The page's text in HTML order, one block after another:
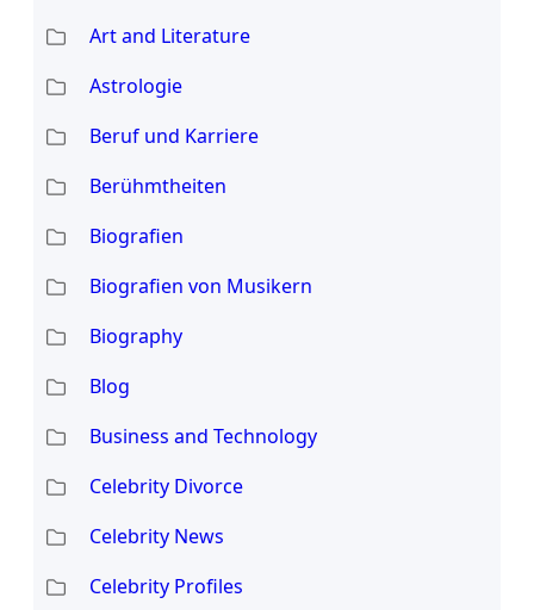
Art and Literature
Astrologie
Beruf und Karriere
Berühmtheiten
Biografien
Biografien von Musikern
Biography
Blog
Business and Technology
Celebrity Divorce
Celebrity News
Celebrity Profiles